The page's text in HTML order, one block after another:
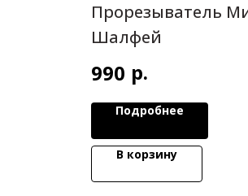
Прорезыватель
Шалфей
990 р.
Подробнее
В корзину